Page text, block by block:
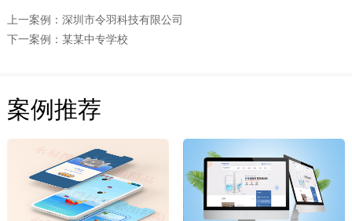
上一案例： 深圳市令羽科技有限公司
下一案例： 某某中专学校
案例推荐